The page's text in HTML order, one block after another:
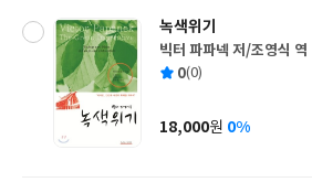
녹색위기
글
쓴
빅터 파파넥 저/조영식 역
출
사
평 0(0)
가
18,000원 0%